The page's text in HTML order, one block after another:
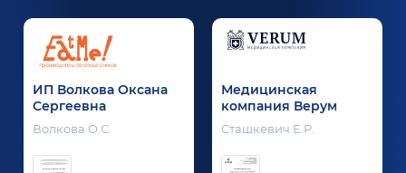
ИП Волкова Оксана
Сергеевна
Волкова О.С.
Медицинская
компания Верум
Сташкевич Е.Р.